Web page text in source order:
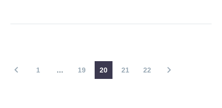
1 … 19 20 21 22